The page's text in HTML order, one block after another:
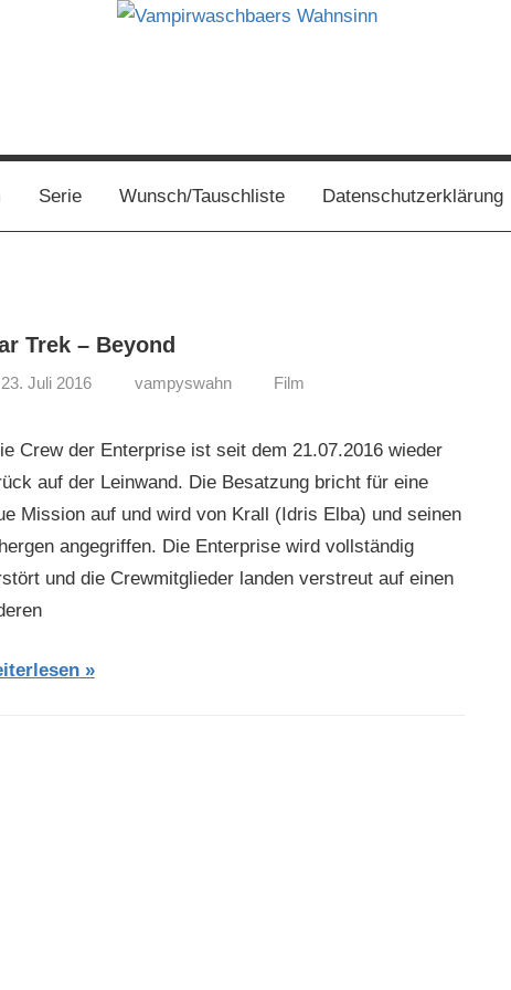
Serie Wunsch/Tauschliste Datenschutzerklärung
Trek – Beyond
23. Juli 2016 vampyswahn Film
Crew der Enterprise ist seit dem 21.07.2016 wieder
auf der Leinwand. Die Besatzung bricht für eine
Mission auf und wird von Krall (Idris Elba) und seinen
angegriffen. Die Enterprise wird vollständig
und die Crewmitglieder landen verstreut auf einen